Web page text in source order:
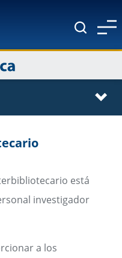
está
investigador
a los